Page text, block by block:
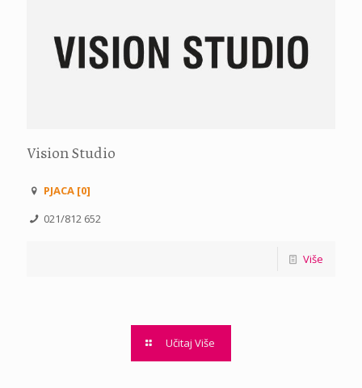
Vision Studio
PJACA [0]
021/812 652
Više
Učitaj Više